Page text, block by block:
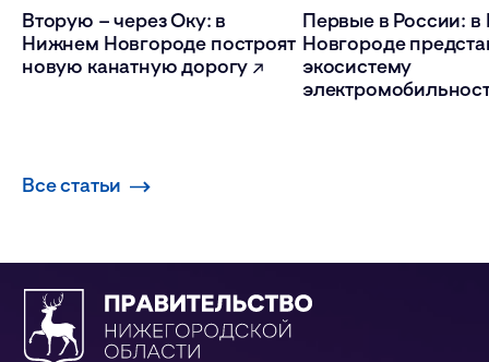
Вторую – через Оку: в
Нижнем Новгороде построят
новую канатную дорогу
Первые в России:
Новгороде
экосистему
Все статьи